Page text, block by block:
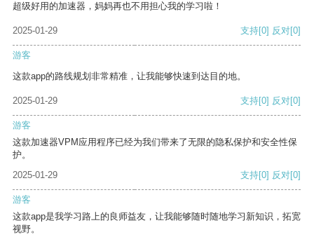
超级好用的加速器，妈妈再也不用担心我的学习啦！
2025-01-29 支持[0] 反对[0]
游客
这款app的路线规划非常精准，让我能够快速到达目的地。
2025-01-29 支持[0] 反对[0]
游客
这款加速器VPM应用程序已经为我们带来了无限的隐私保护和安全性保
护。
2025-01-29
支持[0] 反对[0]
游客
这款app是我学习路上的良师益友，让我能够随时随地学习新知识，拓宽
视野。